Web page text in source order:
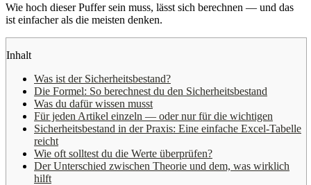
Wie hoch dieser Puffer sein muss, lässt sich berechnen — und das
ist einfacher als die meisten denken.
Inhalt
Was ist der Sicherheitsbestand?
Die Formel: So berechnest du den Sicherheitsbestand
Was du dafür wissen musst
Für jeden Artikel einzeln — oder nur für die wichtigen
Sicherheitsbestand in der Praxis: Eine einfache Excel-Tabelle
reicht
Wie oft solltest du die Werte überprüfen?
Der Unterschied zwischen Theorie und dem, was wirklich
hilft